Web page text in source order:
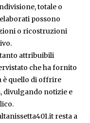
totale o
possono
o ricostruzioni
attribuibili
che ha fornito
è quello di offrire
divulgando notizie e
resta a